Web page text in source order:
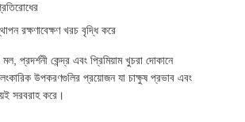
রক্ষণাবেক্ষণ খরচ বৃদ্ধি করে
প্রদর্শনী কেন্দ্র এবং প্রিমিয়াম খুচরা দোকানে
উপকরণগুলির প্রয়োজন যা চাক্ষুষ প্রভাব এবং
সরবরাহ করে।